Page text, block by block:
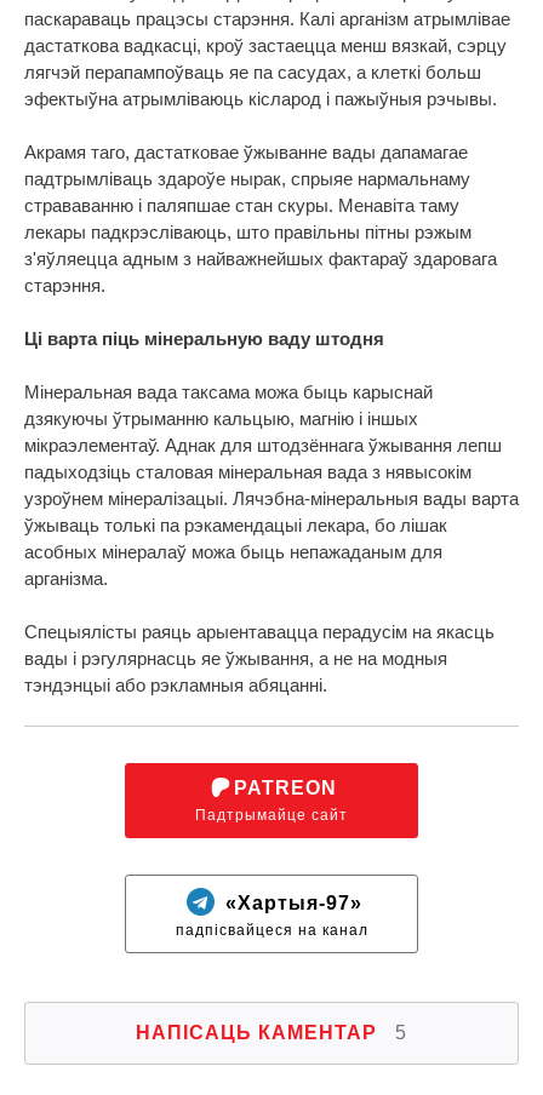
паскараваць працэсы старэння. Калі арганізм атрымлівае
дастаткова вадкасці, кроў застаецца менш вязкай, сэрцу
лягчэй перапампоўваць яе па сасудах, а клеткі больш
эфектыўна атрымліваюць кісларод і пажыўныя рэчывы.
Акрамя таго, дастатковае ўжыванне вады дапамагае
падтрымліваць здароўе нырак, спрыяе нармальнаму
страваванню і паляпшае стан скуры. Менавіта таму
лекары падкрэсліваюць, што правільны пітны рэжым
з'яўляецца адным з найважнейшых фактараў здаровага
старэння.
Ці варта піць мінеральную ваду штодня
Мінеральная вада таксама можа быць карыснай
дзякуючы ўтрыманню кальцыю, магнію і іншых
мікраэлементаў. Аднак для штодзённага ўжывання лепш
падыходзіць сталовая мінеральная вада з нявысокім
узроўнем мінералізацыі. Лячэбна-мінеральныя вады варта
ўжываць толькі па рэкамендацыі лекара, бо лішак
асобных мінералаў можа быць непажаданым для
арганізма.
Спецыялісты раяць арыентавацца перадусім на якасць
вады і рэгулярнасць яе ўжывання, а не на модныя
тэндэнцыі або рэкламныя абяцанні.
PATREON
Падтрымайце сайт
«Хартыя-97»
падпісвайцеся на канал
НАПІСАЦЬ КАМЕНТАР 5